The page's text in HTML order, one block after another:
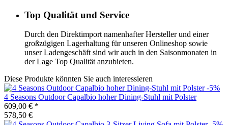
Top Qualität und Service
Durch den Direktimport namenhafter Hersteller und einer
großzügigen Lagerhaltung für unseren Onlineshop sowie
unser Ladengeschäft sind wir auch in den Saisonmonaten in
der Lage Top Qualität anzubieten.
Diese Produkte könnten Sie auch interessieren
-5%
4 Seasons OutdoorCapalbio hoher Dining-Stuhl mit Polster
609,00 € *
578,50 €